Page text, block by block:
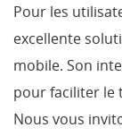
Pour les
excellente
mobile. Son
pour faciliter le
Nous vous